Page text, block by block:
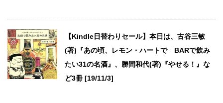
【Kindle日替わりセール】本日は、古谷三敏
(著)『あの頃、レモン・ハートで BARで飲み
たい31の名酒』、勝間和代(著)『やせる！』な
ど3冊 [19/11/3]